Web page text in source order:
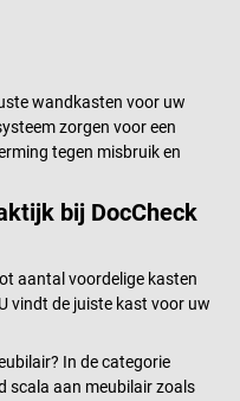
wandkasten voor uw
zorgen voor een
tegen misbruik en
bij DocCheck
aantal voordelige kasten
vindt de juiste kast voor uw
In de categorie
scala aan meubilair zoals